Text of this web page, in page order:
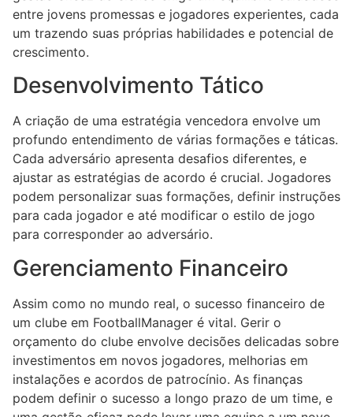
entre jovens promessas e jogadores experientes, cada
um trazendo suas próprias habilidades e potencial de
crescimento.
Desenvolvimento Tático
A criação de uma estratégia vencedora envolve um
profundo entendimento de várias formações e táticas.
Cada adversário apresenta desafios diferentes, e
ajustar as estratégias de acordo é crucial. Jogadores
podem personalizar suas formações, definir instruções
para cada jogador e até modificar o estilo de jogo
para corresponder ao adversário.
Gerenciamento Financeiro
Assim como no mundo real, o sucesso financeiro de
um clube em FootballManager é vital. Gerir o
orçamento do clube envolve decisões delicadas sobre
investimentos em novos jogadores, melhorias em
instalações e acordos de patrocínio. As finanças
podem definir o sucesso a longo prazo de um time, e